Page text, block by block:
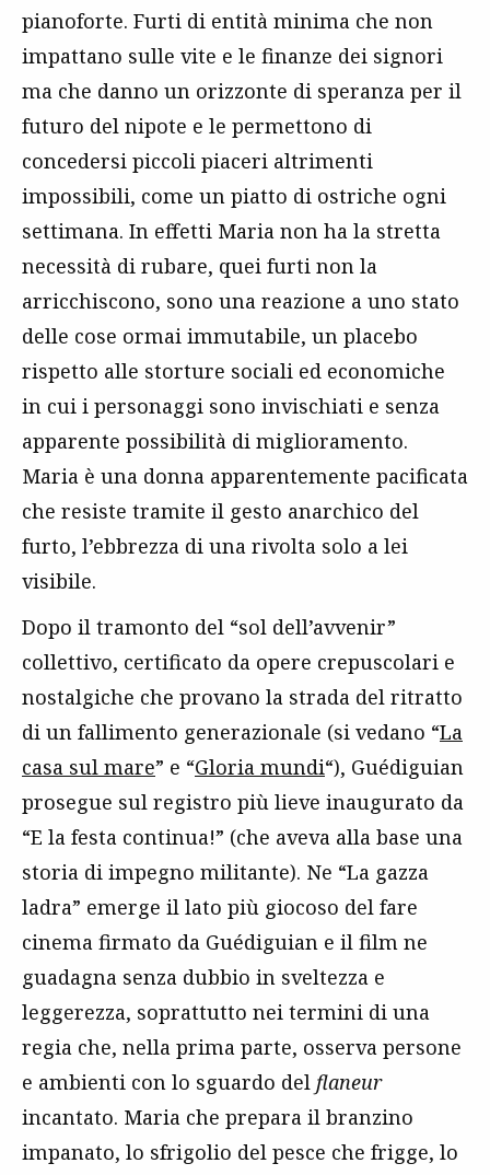
pianoforte. Furti di entità minima che non
impattano sulle vite e le finanze dei signori
ma che danno un orizzonte di speranza per il
futuro del nipote e le permettono di
concedersi piccoli piaceri altrimenti
impossibili, come un piatto di ostriche ogni
settimana. In effetti Maria non ha la stretta
necessità di rubare, quei furti non la
arricchiscono, sono una reazione a uno stato
delle cose ormai immutabile, un placebo
rispetto alle storture sociali ed economiche
in cui i personaggi sono invischiati e senza
apparente possibilità di miglioramento.
Maria è una donna apparentemente pacificata
che resiste tramite il gesto anarchico del
furto, l’ebbrezza di una rivolta solo a lei
visibile.
Dopo il tramonto del “sol dell’avvenir”
collettivo, certificato da opere crepuscolari e
nostalgiche che provano la strada del ritratto
di un fallimento generazionale (si vedano “La
casa sul mare” e “Gloria mundi“), Guédiguian
prosegue sul registro più lieve inaugurato da
“E la festa continua!” (che aveva alla base una
storia di impegno militante). Ne “La gazza
ladra” emerge il lato più giocoso del fare
cinema firmato da Guédiguian e il film ne
guadagna senza dubbio in sveltezza e
leggerezza, soprattutto nei termini di una
regia che, nella prima parte, osserva persone
e ambienti con lo sguardo del flaneur
incantato. Maria che prepara il branzino
impanato, lo sfrigolio del pesce che frigge, lo